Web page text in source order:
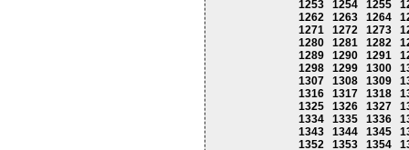
1253
1254 1255
1262
1263 1264
1271
1272 1273
1280
1281 1282
1289
1290 1291
1298
1299 1300
1307
1308 1309
1316
1317 1318
1325
1326 1327
1334
1335 1336
1343
1344 1345
1352
1353 1354